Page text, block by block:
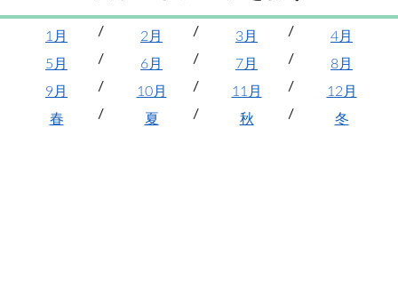
1月 2月 3月
4月
5月
6月 7月
8月
9月
10月 11月
12月
春
夏 秋 冬